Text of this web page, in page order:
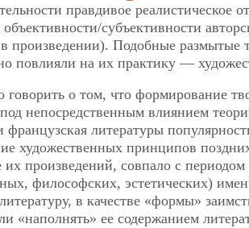
правдивое реалистическое
субъективности
произведении). Подобные размытые
повлияли на их практику —
о том, что формирование
непосредственным влиянием
французская литературы
художественных принципов
произведений, совпало с
философских, эстетических)
в качестве «формы»
«наполнять» ее содержанием